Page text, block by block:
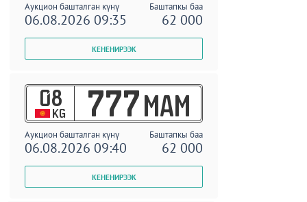
Аукцион башталган күнү Баштапкы баа
06.08.2026 09:35 62 000
08
KG 777 MAM
Аукцион башталган күнү Баштапкы баа
06.08.2026 09:40 62 000